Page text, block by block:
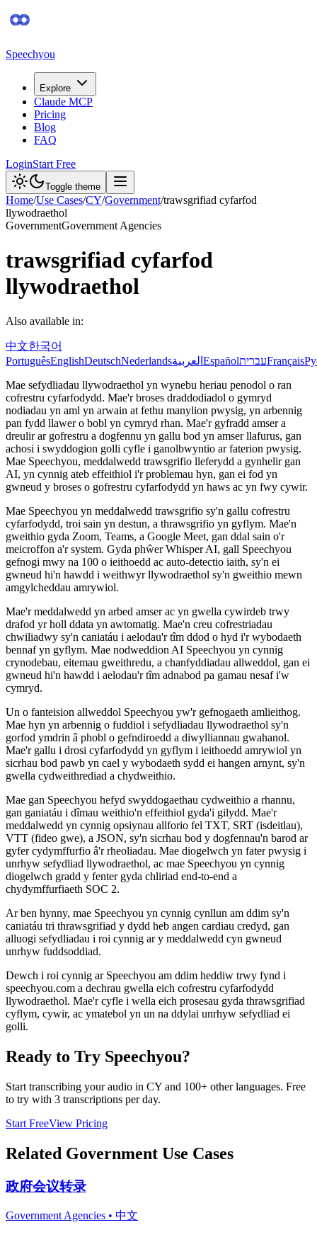
Speechyou
Explore
Claude MCP
Pricing
Blog
FAQ
LoginStart Free
Toggle theme
Home/Use Cases/CY/Government/trawsgrifiad cyfarfod
llywodraethol
GovernmentGovernment Agencies
trawsgrifiad cyfarfod
llywodraethol
Also available in:
中文한국어
PortuguêsEnglishDeutschNederlandsالعربية EspañolעבריתFrançais
Mae sefydliadau llywodraethol yn wynebu heriau penodol o ran
cofrestru cyfarfodydd. Mae'r broses draddodiadol o gymryd
nodiadau yn aml yn arwain at fethu manylion pwysig, yn arbennig
pan fydd llawer o bobl yn cymryd rhan. Mae'r gyfradd amser a
dreulir ar gofrestru a dogfennu yn gallu bod yn amser llafurus, gan
achosi i swyddogion golli cyfle i ganolbwyntio ar faterion pwysig.
Mae Speechyou, meddalwedd trawsgrifio lleferydd a gynhelir gan
AI, yn cynnig ateb effeithiol i'r problemau hyn, gan ei fod yn
gwneud y broses o gofrestru cyfarfodydd yn haws ac yn fwy cywir.
Mae Speechyou yn meddalwedd trawsgrifio sy'n gallu cofrestru
cyfarfodydd, troi sain yn destun, a thrawsgrifio yn gyflym. Mae'n
gweithio gyda Zoom, Teams, a Google Meet, gan ddal sain o'r
meicroffon a'r system. Gyda phŵer Whisper AI, gall Speechyou
gefnogi mwy na 100 o ieithoedd ac auto-detectio iaith, sy'n ei
gwneud hi'n hawdd i weithwyr llywodraethol sy'n gweithio mewn
amgylcheddau amrywiol.
Mae'r meddalwedd yn arbed amser ac yn gwella cywirdeb trwy
drafod yr holl ddata yn awtomatig. Mae'n creu cofrestriadau
chwiliadwy sy'n caniatáu i aelodau'r tîm ddod o hyd i'r wybodaeth
bennaf yn gyflym. Mae nodweddion AI Speechyou yn cynnig
crynodebau, eitemau gweithredu, a chanfyddiadau allweddol, gan ei
gwneud hi'n hawdd i aelodau'r tîm adnabod pa gamau nesaf i'w
cymryd.
Un o fanteision allweddol Speechyou yw'r gefnogaeth amlieithog.
Mae hyn yn arbennig o fuddiol i sefydliadau llywodraethol sy'n
gorfod ymdrin â phobl o gefndiroedd a diwylliannau gwahanol.
Mae'r gallu i drosi cyfarfodydd yn gyflym i ieithoedd amrywiol yn
sicrhau bod pawb yn cael y wybodaeth sydd ei hangen arnynt, sy'n
gwella cydweithrediad a chydweithio.
Mae gan Speechyou hefyd swyddogaethau cydweithio a rhannu,
gan ganiatáu i dîmau weithio'n effeithiol gyda'i gilydd. Mae'r
meddalwedd yn cynnig opsiynau allforio fel TXT, SRT (isdeitlau),
VTT (fideo gwe), a JSON, sy'n sicrhau bod y dogfennau'n barod ar
gyfer cydymffurfio â'r rheoliadau. Mae diogelwch yn fater pwysig i
unrhyw sefydliad llywodraethol, ac mae Speechyou yn cynnig
diogelwch gradd y fenter gyda chliriad end-to-end a
chydymffurfiaeth SOC 2.
Ar ben hynny, mae Speechyou yn cynnig cynllun am ddim sy'n
caniatáu tri thrawsgrifiad y dydd heb angen cardiau credyd, gan
alluogi sefydliadau i roi cynnig ar y meddalwedd cyn gwneud
unrhyw fuddsoddiad.
Dewch i roi cynnig ar Speechyou am ddim heddiw trwy fynd i
speechyou.com a dechrau gwella eich cofrestru cyfarfodydd
llywodraethol. Mae'r cyfle i wella eich prosesau gyda thrawsgrifiad
cyflym, cywir, ac ymatebol yn un na ddylai unrhyw sefydliad ei
golli.
Ready to Try Speechyou?
Start transcribing your audio in CY and 100+ other languages. Free
to try with 3 transcriptions per day.
Start FreeView Pricing
Related Government Use Cases
政府会议转录
Government Agencies • 中文